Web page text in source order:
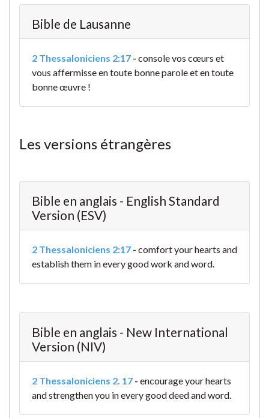
Bible de Lausanne
2 Thessaloniciens 2:17 - console vos cœurs et
vous affermisse en toute bonne parole et en toute
bonne œuvre !
Les versions étrangères
Bible en anglais - English Standard
Version (ESV)
2 Thessaloniciens 2:17 - comfort your hearts and
establish them in every good work and word.
Bible en anglais - New International
Version (NIV)
2 Thessaloniciens 2. 17 - encourage your hearts
and strengthen you in every good deed and word.